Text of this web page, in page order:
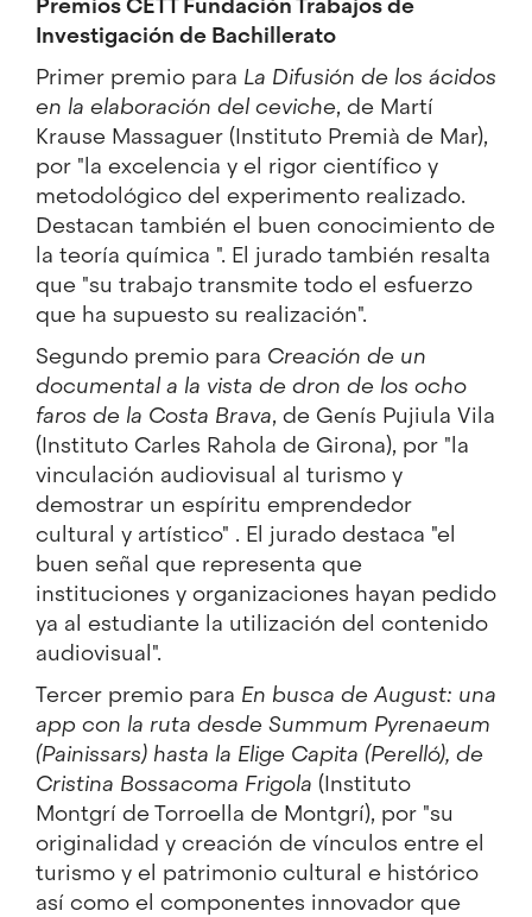
Investigación de Bachillerato
Primer premio para La Difusión de los ácidos
en la elaboración del ceviche, de Martí
Krause Massaguer (Instituto Premià de Mar),
por "la excelencia y el rigor científico y
metodológico del experimento realizado.
Destacan también el buen conocimiento de
la teoría química ". El jurado también resalta
que "su trabajo transmite todo el esfuerzo
que ha supuesto su realización".
Segundo premio para Creación de un
documental a la vista de dron de los ocho
faros de la Costa Brava, de Genís Pujiula Vila
(Instituto Carles Rahola de Girona), por "la
vinculación audiovisual al turismo y
demostrar un espíritu emprendedor
cultural y artístico" . El jurado destaca "el
buen señal que representa que
instituciones y organizaciones hayan pedido
ya al estudiante la utilización del contenido
audiovisual".
Tercer premio para En busca de August: una
app con la ruta desde Summum Pyrenaeum
(Painissars) hasta la Elige Capita (Perelló), de
Cristina Bossacoma Frigola (Instituto
Montgrí de Torroella de Montgrí), por "su
originalidad y creación de vínculos entre el
turismo y el patrimonio cultural e histórico
así como el componentes innovador que